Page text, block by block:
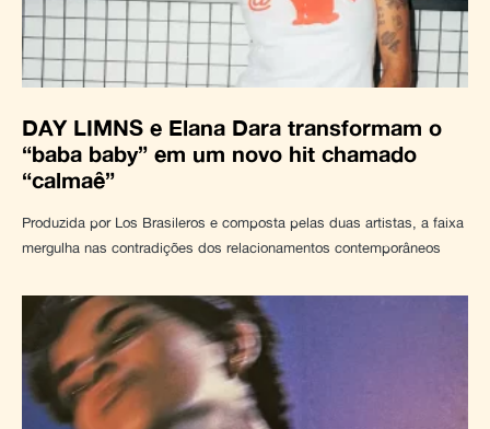
DAY LIMNS e Elana Dara transformam o
“baba baby” em um novo hit chamado
“calmaê”
Produzida por Los Brasileros e composta pelas duas artistas, a faixa
mergulha nas contradições dos relacionamentos contemporâneos